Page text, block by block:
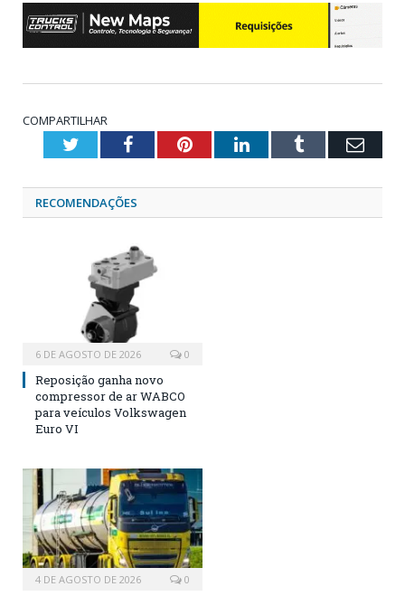
COMPARTILHAR
TwitterFacebookPinterestLinkedInTumblr
RECOMENDAÇÕES
6 DE AGOSTO DE 2026 0
Reposição ganha novo
compressor de ar WABCO
para veículos Volkswagen
Euro VI
4 DE AGOSTO DE 2026 0